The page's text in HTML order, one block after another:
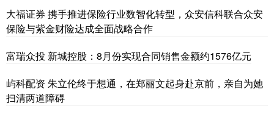
大福证券 携手推进保险行业数智化转型，众安信科联合众安
保险与紫金财险达成全面战略合作
富瑞众投 新城控股：8月份实现合同销售金额约1576亿元
屿科配资 朱立伦终于想通，在郑丽文起身赴京前，亲自为她
扫清两道障碍